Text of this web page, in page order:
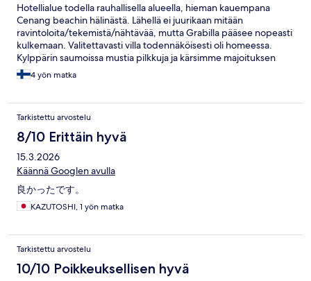
Hotellialue todella rauhallisella alueella, hieman kauempana
Cenang beachin hälinästä. Lähellä ei juurikaan mitään
ravintoloita/tekemistä/nähtävää, mutta Grabilla pääsee nopeasti
kulkemaan. Valitettavasti villa todennäköisesti oli homeessa.
Kylppärin saumoissa mustia pilkkuja ja kärsimme majoituksen
ajan iho-oireista, nenän tukkoisuudesta ja kurkkukivusta.
4 yön matka
Tarkistettu arvostelu
8/10 Erittäin hyvä
15.3.2026
Käännä Googlen avulla
良かったです。
KAZUTOSHI, 1 yön matka
Tarkistettu arvostelu
10/10 Poikkeuksellisen hyvä